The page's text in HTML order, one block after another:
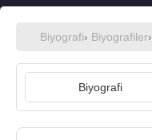
Biyografi› Biyografiler›
Biyografi